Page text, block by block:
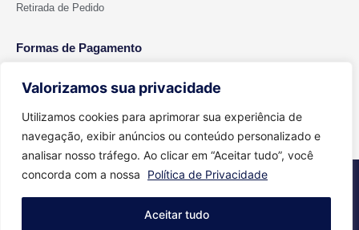
Valorizamos sua privacidade
Utilizamos cookies para aprimorar sua experiência de
navegação, exibir anúncios ou conteúdo personalizado e
analisar nosso tráfego. Ao clicar em “Aceitar tudo”, você
concorda com a nossa
Política de Privacidade
Aceitar tudo
Retirada de Pedido
Formas de Pagamento
2026 © Todos os direitos reservados - Cut Color | CNPJ 15.699.612/0001-
Feito com Agência Aritimos